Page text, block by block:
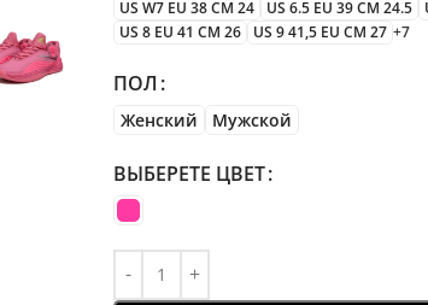
US W7 EU 38 CM 24
US 6.5 EU 39 CM 24.5
US 8 EU 41 CM 26
US 9 41,5 EU CM 27 +7
ПОЛ
Женский Мужской
ВЫБЕРЕТЕ ЦВЕТ